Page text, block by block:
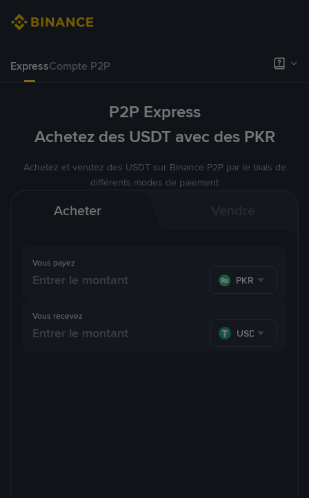
ExpressCompte P2P
P2P Express
Achetez des USDT avec des PKR
Achetez et vendez des USDT sur Binance P2P par le biais de
différents modes de paiement
Acheter
Vous payez
PKR
Vous recevez
USDT